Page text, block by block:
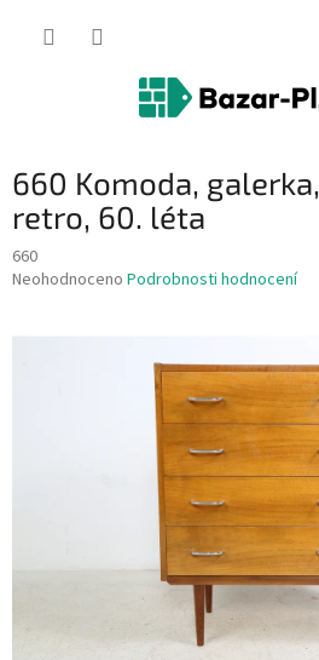
660 Komoda,
retro, 60. léta
660
Průměrné
Neohodnoceno Podrobnosti hodnocení